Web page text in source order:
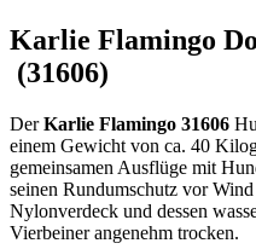
Karlie Flamingo
(31606)
DerKarlie Flamingo 31606
einem Gewicht von ca. 40
gemeinsamen Ausflüge mit
seinen Rundumschutz vor
Nylonverdeck und dessen
Vierbeiner angenehm trocken.